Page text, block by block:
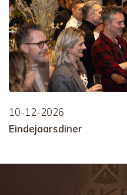
10-12-2026
Eindejaarsdiner